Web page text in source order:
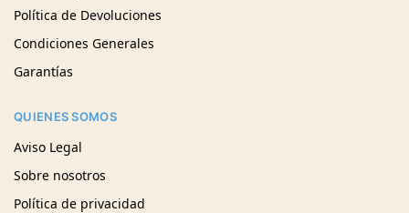
Política de Devoluciones
Condiciones Generales
Garantías
QUIENES SOMOS
Aviso Legal
Sobre nosotros
Política de privacidad